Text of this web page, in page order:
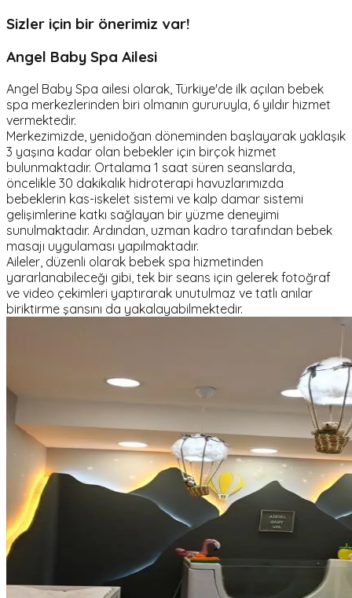
Sizler için bir önerimiz var!
Angel Baby Spa Ailesi
Angel Baby Spa ailesi olarak, Türkiye'de ilk açılan bebek
spa merkezlerinden biri olmanın gururuyla, 6 yıldır hizmet
vermektedir.
Merkezimizde, yenidoğan döneminden başlayarak yaklaşık
3 yaşına kadar olan bebekler için birçok hizmet
bulunmaktadır. Ortalama 1 saat süren seanslarda,
öncelikle 30 dakikalık hidroterapi havuzlarımızda
bebeklerin kas-iskelet sistemi ve kalp damar sistemi
gelişimlerine katkı sağlayan bir yüzme deneyimi
sunulmaktadır. Ardından, uzman kadro tarafından bebek
masajı uygulaması yapılmaktadır.
Aileler, düzenli olarak bebek spa hizmetinden
yararlanabileceği gibi, tek bir seans için gelerek fotoğraf
ve video çekimleri yaptırarak unutulmaz ve tatlı anılar
biriktirme şansını da yakalayabilmektedir.